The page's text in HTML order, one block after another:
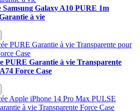
Samsung Galaxy A10 PURE 1m
à vie
PURE Garantie à vie Transparente
Force Case